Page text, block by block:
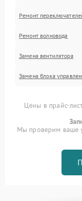
Ремонт
Ремонт волновода
Замена вентилятора
Замена блока
Цены в прайс-
Мы проверим ваше